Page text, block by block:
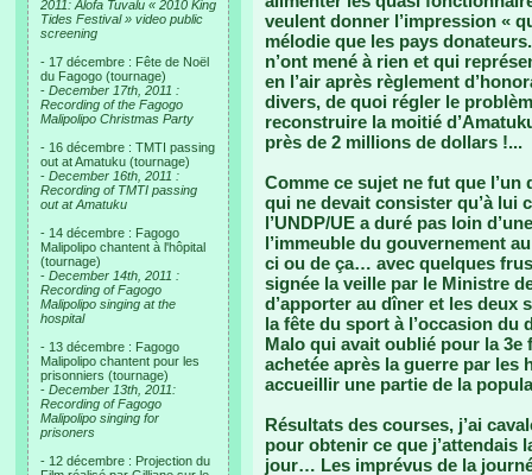
2011: Alofa Tuvalu « 2010 King
Tides Festival » video public
screening
- 17 décembre : Fête de Noël
du Fagogo (tournage)
- December 17th, 2011 :
Recording of the Fagogo
Malipolipo Christmas Party
- 16 décembre : TMTI passing
out at Amatuku (tournage)
- December 16th, 2011 :
Recording of TMTI passing
out at Amatuku
- 14 décembre : Fagogo
Malipolipo chantent à l'hôpital
(tournage)
- December 14th, 2011 :
Recording of Fagogo
Malipolipo singing at the
hospital
- 13 décembre : Fagogo
Malipolipo chantent pour les
prisonniers (tournage)
- December 13th, 2011:
Recording of Fagogo
Malipolipo singing for
prisoners
- 12 décembre : Projection du
veulent donner l’impression «
mélodie que les pays
n’ont mené à rien et qui
en l’air après règlement
divers, de quoi régler le
reconstruire la moitié
près de 2 millions de dollars !...
Comme ce sujet ne fut que
qui ne devait consister qu’à lui
l’UNDP/UE a duré pas loin
l’immeuble du gouvernement
ci ou de ça… avec quelques
signée la veille par le Ministre
d’apporter au dîner et les deux
la fête du sport à l’occasion
Malo qui avait oublié pour la
achetée après la guerre par les
accueillir une partie de la
Résultats des courses, j’ai
pour obtenir ce que j’attendais
jour… Les imprévus de la